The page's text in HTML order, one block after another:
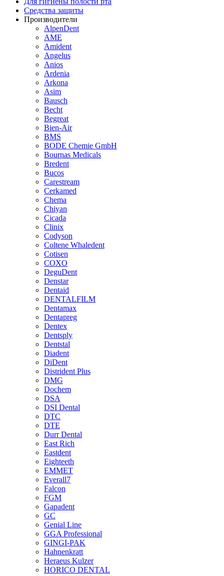
Средства защиты
Производители
AlpenDent
AME
Amident
Angelus
Anios
Ardenia
Arkona
Asim
Bausch
Becht
Begreat
Bien-Air
BMS
BODE Chemie GmbH
Bournas Medicals
Bredent
Bucos
Carestream
Cerkamed
Chema
Chiyan
Cicada
Clinix
Codyson
Coltene Whaledent
Cotisen
COXO
DeguDent
Denstar
Dentaid
DENTALFILM
Dentamax
Dentapreg
Dentex
Dentsply
Dentstal
Diadent
DiDent
Distrident Plus
DMG
Dochem
DSA
DSI Dental
DTC
DTE
Durr Dental
East Rich
Eastdent
Eighteeth
EMMET
Everall7
Falcon
FGM
Gapadent
GC
Genial Line
GGA Professional
GINGI-PAK
Hahnenkratt
Heraeus Kulzer
HORICO DENTAL